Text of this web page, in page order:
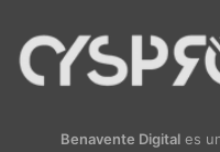
Benavente Digital es